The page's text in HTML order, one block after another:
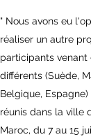
" Nous avons eu
réaliser un autre
participants
différents (Suède,
Belgique,
réunis dans la ville
Maroc, du 7 au 15